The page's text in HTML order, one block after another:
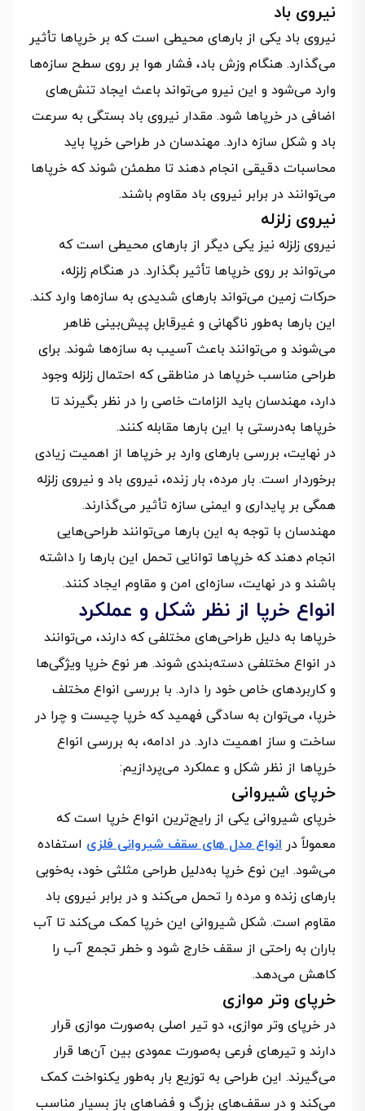
نیروی باد
نیروی باد یکی از بارهای محیطی است که بر خرپاها تأثیر
می‌گذارد. هنگام وزش باد، فشار هوا بر روی سطح سازه‌ها
وارد می‌شود و این نیرو می‌تواند باعث ایجاد تنش‌های
اضافی در خرپاها شود. مقدار نیروی باد بستگی به سرعت
باد و شکل سازه دارد. مهندسان در طراحی خرپا باید
محاسبات دقیقی انجام دهند تا مطمئن شوند که خرپاها
می‌توانند در برابر نیروی باد مقاوم باشند.
نیروی زلزله
نیروی زلزله نیز یکی دیگر از بارهای محیطی است که
می‌تواند بر روی خرپاها تأثیر بگذارد. در هنگام زلزله،
حرکات زمین می‌تواند بارهای شدیدی به سازه‌ها وارد کند.
این بارها به‌طور ناگهانی و غیرقابل پیش‌بینی ظاهر
می‌شوند و می‌توانند باعث آسیب به سازه‌ها شوند. برای
طراحی مناسب خرپاها در مناطقی که احتمال زلزله وجود
دارد، مهندسان باید الزامات خاصی را در نظر بگیرند تا
خرپاها به‌درستی با این بارها مقابله کنند.
در نهایت، بررسی بارهای وارد بر خرپاها از اهمیت زیادی
برخوردار است. بار مرده، بار زنده، نیروی باد و نیروی زلزله
همگی بر پایداری و ایمنی سازه تأثیر می‌گذارند.
مهندسان با توجه به این بارها می‌توانند طراحی‌هایی
انجام دهند که خرپاها توانایی تحمل این بارها را داشته
باشند و در نهایت، سازه‌ای امن و مقاوم ایجاد کنند.
انواع خرپا از نظر شکل و عملکرد
خرپاها به دلیل طراحی‌های مختلفی که دارند، می‌توانند
در انواع مختلفی دسته‌بندی شوند. هر نوع خرپا ویژگی‌ها
و کاربردهای خاص خود را دارد. با بررسی انواع مختلف
خرپا، می‌توان به سادگی فهمید که خرپا چیست و چرا در
ساخت و ساز اهمیت دارد. در ادامه، به بررسی انواع
خرپاها از نظر شکل و عملکرد می‌پردازیم:
خرپای شیروانی
خرپای شیروانی یکی از رایج‌ترین انواع خرپا است که
معمولاً در انواع مدل های سقف شیروانی فلزی استفاده
می‌شود. این نوع خرپا به‌دلیل طراحی مثلثی خود، به‌خوبی
بارهای زنده و مرده را تحمل می‌کند و در برابر نیروی باد
مقاوم است. شکل شیروانی این خرپا کمک می‌کند تا آب
باران به راحتی از سقف خارج شود و خطر تجمع آب را
کاهش می‌دهد.
خرپای وتر موازی
در خرپای وتر موازی، دو تیر اصلی به‌صورت موازی قرار
دارند و تیرهای فرعی به‌صورت عمودی بین آن‌ها قرار
می‌گیرند. این طراحی به توزیع بار به‌طور یکنواخت کمک
می‌کند و در سقف‌های بزرگ و فضاهای باز بسیار مناسب